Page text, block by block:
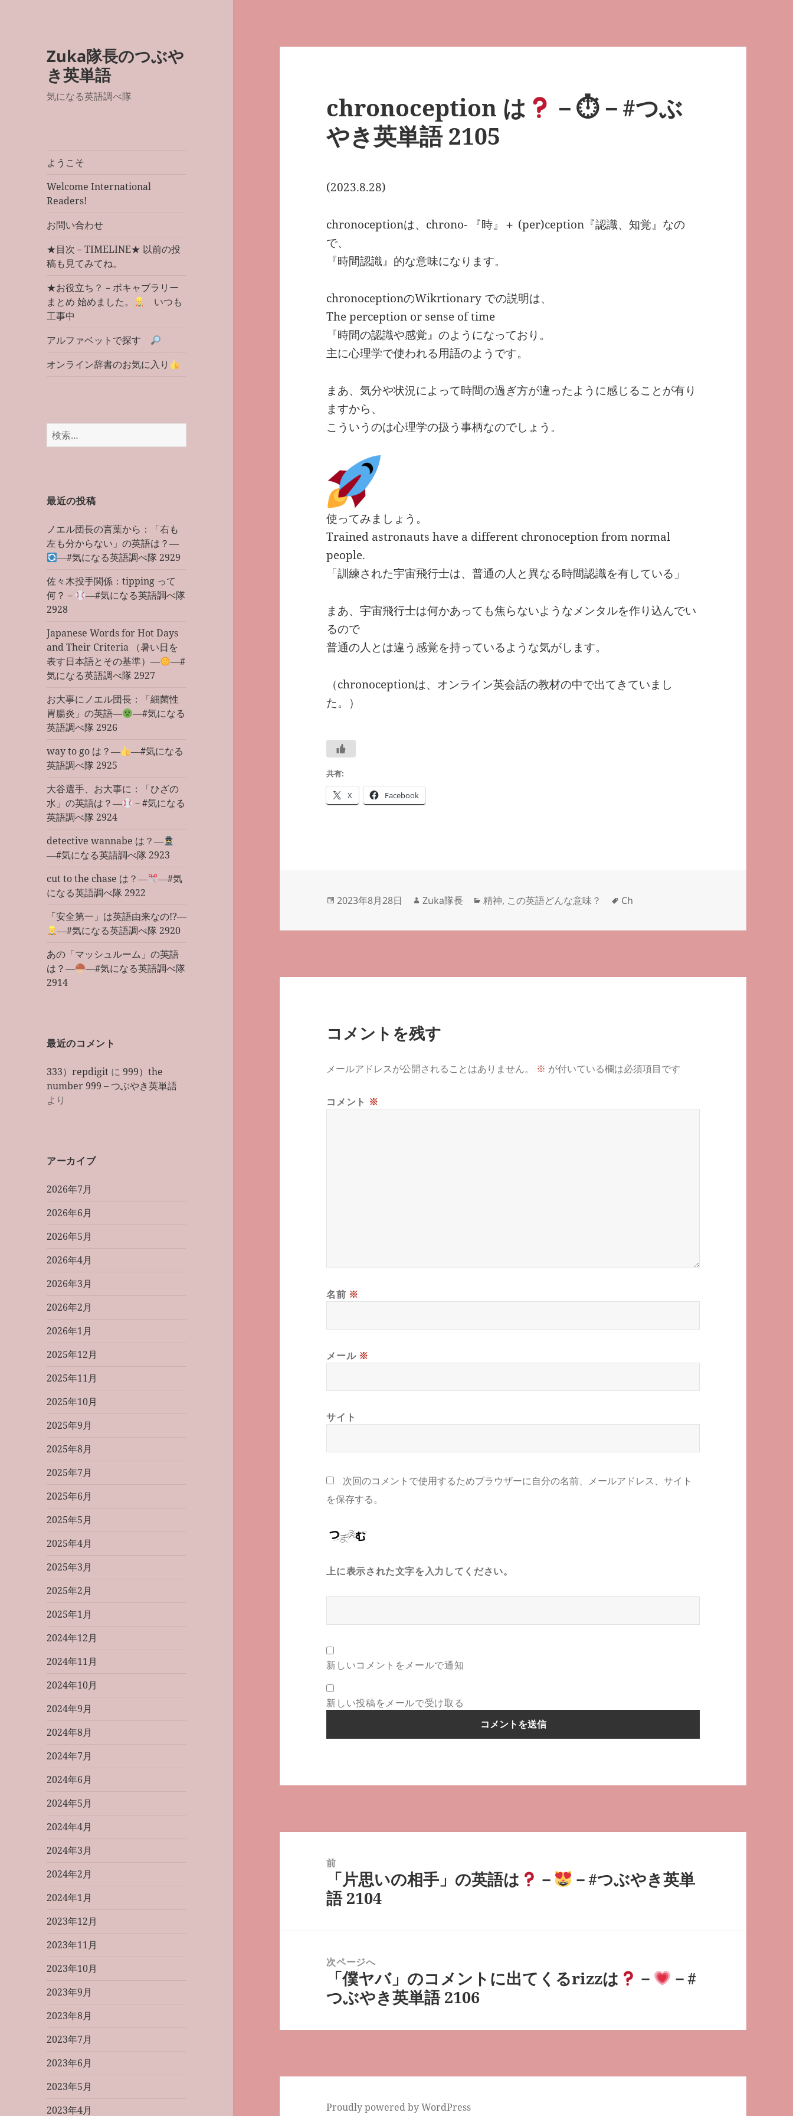
Zuka隊長のつぶや
き英単語
気になる英語調べ隊
ようこそ
Welcome International
Readers!
お問い合わせ
★目次－TIMELINE★ 以前の投
稿も見てみてね。
★お役立ち？－ボキャブラリー
まとめ 始めました。
いつも
工事中
アルファベットで探す
オンライン辞書のお気に入り
検
索:
最近の投稿
ノエル団長の言葉から：「右も
左も分からない」の英語は？―
―#気になる英語調べ隊 2929
佐々木投手関係：tipping って
何？－
―#気になる英語調べ隊
2928
Japanese Words for Hot Days
and Their Criteria （暑い日を
表す日本語とその基準）―
―#
気になる英語調べ隊 2927
お大事にノエル団長：「細菌性
胃腸炎」の英語―
―#気になる
英語調べ隊 2926
way to go は？―
―#気になる
英語調べ隊 2925
大谷選手、お大事に：「ひざの
水」の英語は？―
－#気になる
英語調べ隊 2924
detective wannabe は？―
―#気になる英語調べ隊 2923
cut to the chase は？―
―#気
になる英語調べ隊 2922
「安全第一」は英語由来なの!?―
―#気になる英語調べ隊 2920
あの「マッシュルーム」の英語
は？―
―#気になる英語調べ隊
2914
最近のコメント
333）repdigit に999）the
number 999 – つぶやき英単語
より
アーカイブ
2026年7月
2026年6月
2026年5月
2026年4月
2026年3月
2026年2月
2026年1月
2025年12月
2025年11月
2025年10月
2025年9月
2025年8月
2025年7月
2025年6月
2025年5月
2025年4月
2025年3月
2025年2月
2025年1月
2024年12月
2024年11月
2024年10月
2024年9月
2024年8月
2024年7月
2024年6月
2024年5月
2024年4月
2024年3月
2024年2月
2024年1月
2023年12月
2023年11月
2023年10月
2023年9月
2023年8月
2023年7月
2023年6月
2023年5月
2023年4月
chronoception は
－⏱－#つぶ
やき英単語 2105
(2023.8.28)
chronoceptionは、chrono- 『時』＋ (per)ception『認識、知覚』なの
で、
『時間認識』的な意味になります。
chronoceptionのWikrtionary での説明は、
The perception or sense of time
『時間の認識や感覚』のようになっており。
主に心理学で使われる用語のようです。
まあ、気分や状況によって時間の過ぎ方が違ったように感じることが有り
ますから、
こういうのは心理学の扱う事柄なのでしょう。
使ってみましょう。
Trained astronauts have a different chronoception from normal
people.
「訓練された宇宙飛行士は、普通の人と異なる時間認識を有している」
まあ、宇宙飛行士は何かあっても焦らないようなメンタルを作り込んでい
るので
普通の人とは違う感覚を持っているような気がします。
（chronoceptionは、オンライン英会話の教材の中で出てきていまし
た。）
共有:
X Facebook
投
日:
2023年8月28日
作
者
Zuka隊長
カ
ゴ
精神, この英語どんな意味？
タ
Ch
コメントを残す
メールアドレスが公開されることはありません。 ※ が付いている欄は必須項目です
コメント ※
名前 ※
メール ※
サイト
次回のコメントで使用するためブラウザーに自分の名前、メールアドレス、サイト
を保存する。
上に表示された文字を入力してください。
新しいコメントをメールで通知
新しい投稿をメールで受け取る
前
前
の
「片思いの相手」の英語は －
－#つぶやき英単
語 2104
次ページへ
次
の
稿:
「僕ヤバ」のコメントに出てくるrizzは －
－#
つぶやき英単語 2106
Proudly powered by WordPress